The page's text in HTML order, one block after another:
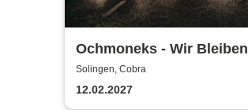
Ochmoneks - Wir Bleiben
Live! Tour 2027
Solingen, Cobra
12.02.2027